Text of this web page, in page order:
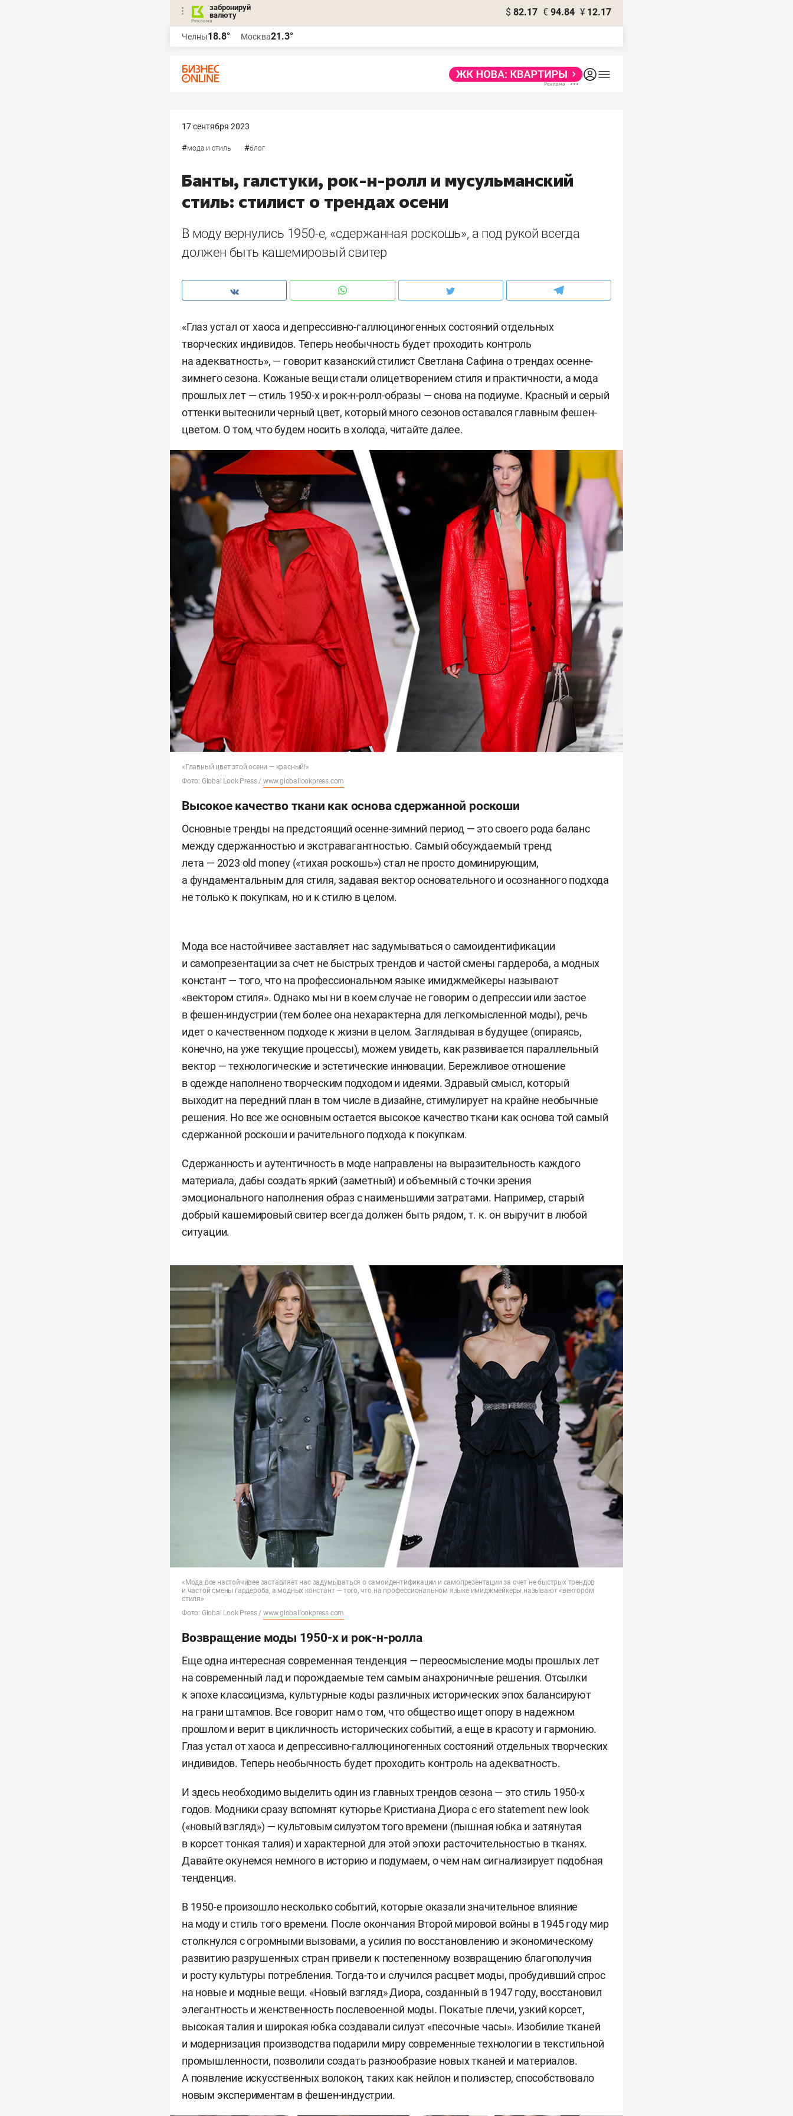
забронируй
валюту
$ 82.17 € 94.84 ¥ 12.17
Челны18.8° Москва21.3°
17 сентября 2023
#мода и стиль #блог
Банты, галстуки, рок-н-ролл и мусульманский
стиль: стилист о трендах осени
В моду вернулись 1950-е, «сдержанная роскошь», а под рукой всегда
должен быть кашемировый свитер
«Глаз устал от хаоса и депрессивно-галлюциногенных состояний отдельных
творческих индивидов. Теперь необычность будет проходить контроль
на адекватность», — говорит казанский стилист Светлана Сафина о трендах осенне-
зимнего сезона. Кожаные вещи стали олицетворением стиля и практичности, а мода
прошлых лет — стиль 1950-х и рок-н-ролл-образы — снова на подиуме. Красный и серый
оттенки вытеснили черный цвет, который много сезонов оставался главным фешен-
цветом. О том, что будем носить в холода, читайте далее.
«Главный цвет этой осени — красный!»
Фото: Global Look Press / www.globallookpress.com
Высокое качество ткани как основа сдержанной роскоши
Основные тренды на предстоящий осенне-зимний период — это своего рода баланс
между сдержанностью и экстравагантностью. Самый обсуждаемый тренд
лета — 2023 old money («тихая роскошь») стал не просто доминирующим,
а фундаментальным для стиля, задавая вектор основательного и осознанного подхода
не только к покупкам, но и к стилю в целом.
Мода все настойчивее заставляет нас задумываться о самоидентификации
и самопрезентации за счет не быстрых трендов и частой смены гардероба, а модных
констант — того, что на профессиональном языке имиджмейкеры называют
«вектором стиля». Однако мы ни в коем случае не говорим о депрессии или застое
в фешен-индустрии (тем более она нехарактерна для легкомысленной моды), речь
идет о качественном подходе к жизни в целом. Заглядывая в будущее (опираясь,
конечно, на уже текущие процессы), можем увидеть, как развивается параллельный
вектор — технологические и эстетические инновации. Бережливое отношение
в одежде наполнено творческим подходом и идеями. Здравый смысл, который
выходит на передний план в том числе в дизайне, стимулирует на крайне необычные
решения. Но все же основным остается высокое качество ткани как основа той самый
сдержанной роскоши и рачительного подхода к покупкам.
Сдержанность и аутентичность в моде направлены на выразительность каждого
материала, дабы создать яркий (заметный) и объемный с точки зрения
эмоционального наполнения образ с наименьшими затратами. Например, старый
добрый кашемировый свитер всегда должен быть рядом, т. к. он выручит в любой
ситуации.
«Мода все настойчивее заставляет нас задумываться о самоидентификации и самопрезентации за счет не быстрых трендов
и частой смены гардероба, а модных констант — того, что на профессиональном языке имиджмейкеры называют «вектором
стиля»
Фото: Global Look Press / www.globallookpress.com
Возвращение моды 1950-х и рок-н-ролла
Еще одна интересная современная тенденция — переосмысление моды прошлых лет
на современный лад и порождаемые тем самым анахроничные решения. Отсылки
к эпохе классицизма, культурные коды различных исторических эпох балансируют
на грани штампов. Все говорит нам о том, что общество ищет опору в надежном
прошлом и верит в цикличность исторических событий, а еще в красоту и гармонию.
Глаз устал от хаоса и депрессивно-галлюциногенных состояний отдельных творческих
индивидов. Теперь необычность будет проходить контроль на адекватность.
И здесь необходимо выделить один из главных трендов сезона — это стиль 1950-х
годов. Модники сразу вспомнят кутюрье Кристиана Диора с его statement new look
(«новый взгляд») — культовым силуэтом того времени (пышная юбка и затянутая
в корсет тонкая талия) и характерной для этой эпохи расточительностью в тканях.
Давайте окунемся немного в историю и подумаем, о чем нам сигнализирует подобная
тенденция.
В 1950-е произошло несколько событий, которые оказали значительное влияние
на моду и стиль того времени. После окончания Второй мировой войны в 1945 году мир
столкнулся с огромными вызовами, а усилия по восстановлению и экономическому
развитию разрушенных стран привели к постепенному возвращению благополучия
и росту культуры потребления. Тогда-то и случился расцвет моды, пробудивший спрос
на новые и модные вещи. «Новый взгляд» Диора, созданный в 1947 году, восстановил
элегантность и женственность послевоенной моды. Покатые плечи, узкий корсет,
высокая талия и широкая юбка создавали силуэт «песочные часы». Изобилие тканей
и модернизация производства подарили миру современные технологии в текстильной
промышленности, позволили создать разнообразие новых тканей и материалов.
А появление искусственных волокон, таких как нейлон и полиэстер, способствовало
новым экспериментам в фешен-индустрии.